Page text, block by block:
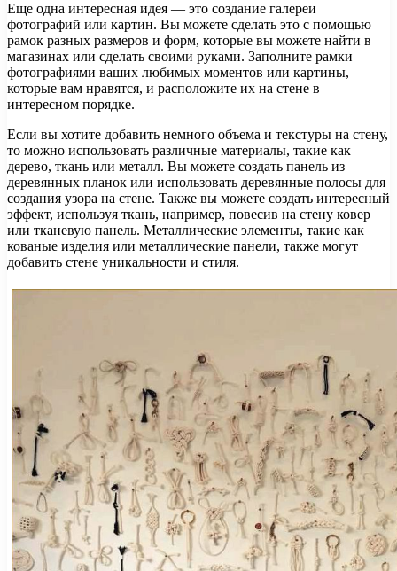
Еще одна интересная идея — это создание галереи
фотографий или картин. Вы можете сделать это с помощью
рамок разных размеров и форм, которые вы можете найти в
магазинах или сделать своими руками. Заполните рамки
фотографиями ваших любимых моментов или картины,
которые вам нравятся, и расположите их на стене в
интересном порядке.
Если вы хотите добавить немного объема и текстуры на стену,
то можно использовать различные материалы, такие как
дерево, ткань или металл. Вы можете создать панель из
деревянных планок или использовать деревянные полосы для
создания узора на стене. Также вы можете создать интересный
эффект, используя ткань, например, повесив на стену ковер
или тканевую панель. Металлические элементы, такие как
кованые изделия или металлические панели, также могут
добавить стене уникальности и стиля.